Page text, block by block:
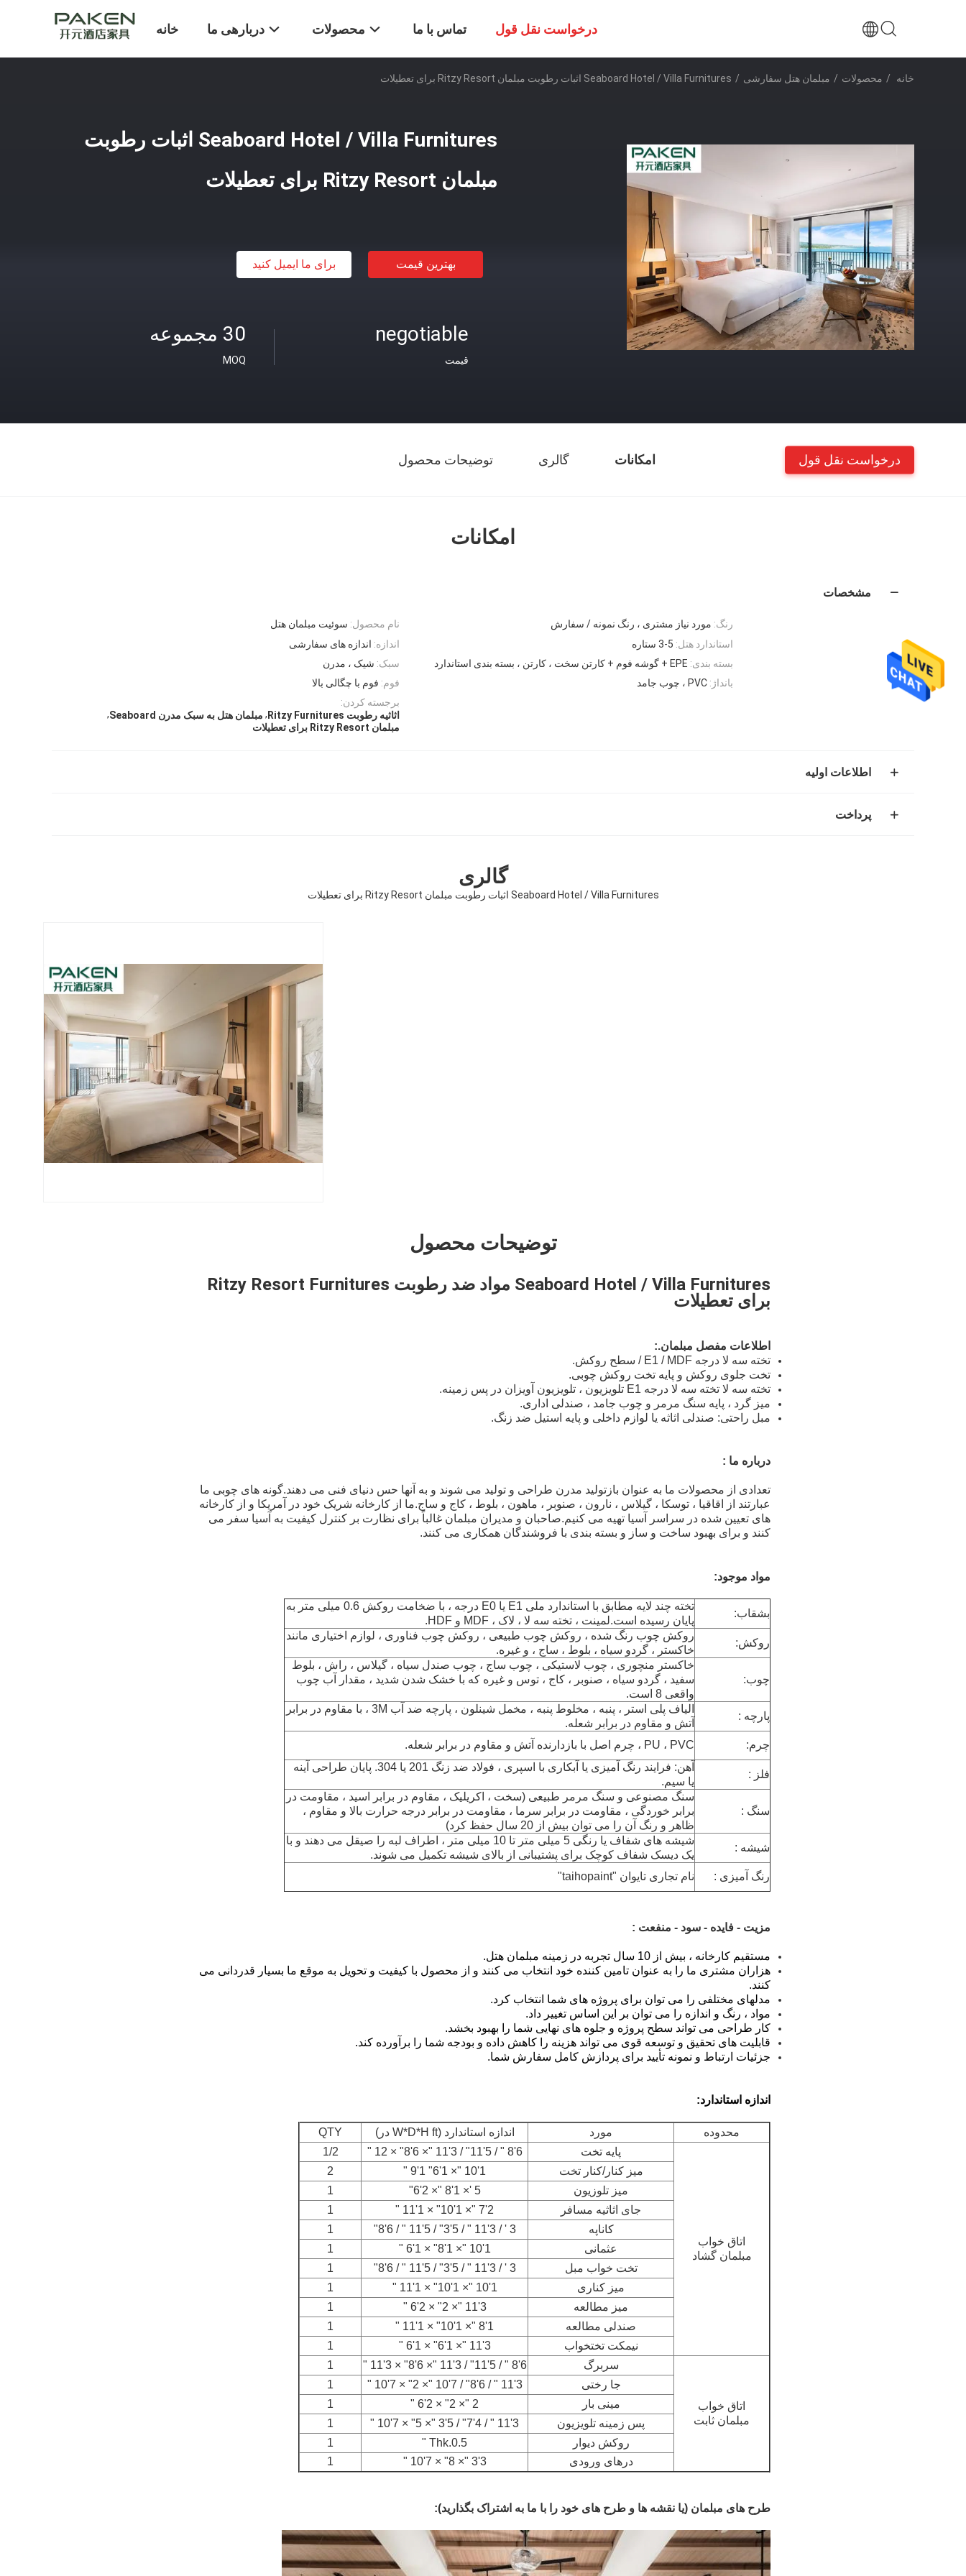
خانه دربارهی ما محصولات تماس با ما درخواست نقل قول
خانه / محصولات / مبلمان هتل سفارشی / Seaboard Hotel / Villa Furnitures اثبات رطوبت مبلمان Ritzy Resort برای تعطیلات
Seaboard Hotel / Villa Furnitures اثبات رطوبت
مبلمان Ritzy Resort برای تعطیلات
بهترین قیمت برای ما ایمیل کنید
30 مجموعه
MOQ
negotiable
قیمت
امکانات گالری توضیحات محصول درخواست نقل قول
امکانات
مشخصات
نام محصول: سوئیت مبلمان هتل رنگ: مورد نیاز مشتری ، رنگ نمونه / سفارش
اندازه: اندازه های سفارشی استاندارد هتل: 3-5 ستاره
سبک: شیک ، مدرن بسته بندی: EPE + گوشه فوم + کارتن سخت ، کارتن ، بسته بندی استاندارد
فوم: فوم با چگالی بالا بانداژ: PVC ، چوب جامد
برجسته کردن:
اثاثیه رطوبت Ritzy Furnitures
, مبلمان هتل به سبک مدرن Seaboard
,
مبلمان Ritzy Resort برای تعطیلات
اطلاعات اولیه
پرداخت
گالری
Seaboard Hotel / Villa Furnitures اثبات رطوبت مبلمان Ritzy Resort برای تعطیلات
توضیحات محصول
Seaboard Hotel / Villa Furnitures مواد ضد رطوبت Ritzy Resort Furnitures
برای تعطیلات
اطلاعات مفصل مبلمان.:
تخته سه لا درجه E1 / MDF / سطح روکش.
تخت جلوی روکش و پایه تخت روکش چوبی.
تخته سه لا تخته سه لا درجه E1 تلویزیون ، تلویزیون آویزان در پس زمینه.
میز گرد ، پایه سنگ مرمر و چوب جامد ، صندلی اداری.
مبل راحتی: صندلی اثاثه یا لوازم داخلی و پایه استیل ضد زنگ.
درباره ما :
تعدادی از محصولات ما به عنوان بازتولید مدرن طراحی و تولید می شوند و به آنها حس دنیای فنی می دهند.گونه های چوبی ما
عبارتند از اقاقیا ، توسکا ، گیلاس ، نارون ، صنوبر ، ماهون ، بلوط ، کاج و ساج.ما از کارخانه شریک خود در آمریکا و از کارخانه
های تعیین شده در سراسر آسیا تهیه می کنیم.صاحبان و مدیران مبلمان غالباً برای نظارت بر کنترل کیفیت به آسیا سفر می
کنند و برای بهبود ساخت و ساز و بسته بندی با فروشندگان همکاری می کنند.
مواد موجود:
بشقاب:
تخته چند لایه مطابق با استاندارد ملی E1 یا E0 درجه ، با ضخامت روکش 0.6 میلی متر به
پایان رسیده است.لمینت ، تخته سه لا ، لاک ، MDF و HDF.
روکش:
روکش چوب رنگ شده ، روکش چوب طبیعی ، روکش چوب فناوری ، لوازم اختیاری مانند
خاکستر ، گردو سیاه ، بلوط ، ساج ، و غیره.
چوب:
خاکستر منچوری ، چوب لاستیکی ، چوب ساج ، چوب صندل سیاه ، گیلاس ، راش ، بلوط
سفید ، گردو سیاه ، صنوبر ، کاج ، توس و غیره که با خشک شدن شدید ، مقدار آب چوب
واقعی 8 است.
پارچه :
الیاف پلی استر ، پنبه ، مخلوط پنبه ، مخمل شینلون ، پارچه ضد آب 3M ، با مقاوم در برابر
آتش و مقاوم در برابر شعله.
چرم:
PU ، PVC ، چرم اصل با بازدارنده آتش و مقاوم در برابر شعله.
فلز :
آهن: فرایند رنگ آمیزی یا آبکاری با اسپری ، فولاد ضد زنگ 201 یا 304. پایان طراحی آینه
یا سیم.
سنگ :
سنگ مصنوعی و سنگ مرمر طبیعی (سخت ، اکریلیک ، مقاوم در برابر اسید ، مقاومت در
برابر خوردگی ، مقاومت در برابر سرما ، مقاومت در برابر درجه حرارت بالا و مقاوم ،
ظاهر و رنگ آن را می توان بیش از 20 سال حفظ کرد)
شیشه :
شیشه های شفاف یا رنگی 5 میلی متر تا 10 میلی متر ، اطراف لبه را صیقل می دهند و با
یک دیسک شفاف کوچک برای پشتیبانی از بالای شیشه تکمیل می شوند.
رنگ آمیزی :
نام تجاری تایوان "taihopaint"
مزیت - فایده - سود - منفعت :
مستقیم کارخانه ، بیش از 10 سال تجربه در زمینه مبلمان هتل.
هزاران مشتری ما را به عنوان تامین کننده خود انتخاب می کنند و از محصول با کیفیت و تحویل به موقع ما بسیار قدردانی می
کنند.
مدلهای مختلفی را می توان برای پروژه های شما انتخاب کرد.
مواد ، رنگ و اندازه را می توان بر این اساس تغییر داد.
کار طراحی می تواند سطح پروژه و جلوه های نهایی شما را بهبود بخشد.
قابلیت های تحقیق و توسعه قوی می تواند هزینه را کاهش داده و بودجه شما را برآورده کند.
جزئیات ارتباط و نمونه تأیید برای پردازش کامل سفارش شما.
اندازه استاندارد:
محدوده مورد اندازه استاندارد (W*D*H ft در) QTY
اتاق خواب
مبلمان گشاد
پایه تخت 6'8 " / 5'11" / 3'11 "× 6'8" × 12 "
1/2
میز کنار/کنار تخت
1'10 "× 1'6" 1'9 "
2
میز تلوزیون
5 '× 1'8 "× 2'6"
1
جای اثاثیه مسافر
2'7 "× 1'10" × 1'11 "
1
کاناپه
3 ' / 3'11 " / 5'3" / 5'11 " / 6'8"
1
عثمانی
1'10 "× 1'8" × 1'6 "
1
تخت خواب مبل
3 ' / 3'11 " / 5'3" / 5'11 " / 6'8"
1
میز کناری
1'10 "× 1'10" × 1'11 "
1
میز مطالعه
3'11 "× 2" × 2'6 "
1
صندلی مطالعه
1'8 "× 1'10" × 1'11 "
1
نیمکت تختخواب
3'11 "× 1'6" × 1'6 "
1
اتاق خواب
مبلمان ثابت
سربرگ 6'8 " / 5'11" / 3'11 "× 6'8" × 3'11 "
1
جا رختی
3'11 " / 6'8" / 7'10 "× 2" × 7'10 "
1
مینی بار
2 "× 2" × 2'6 "
1
پس زمینه تلویزیون
3'11 " / 4'7" / 5'3 "× 5" × 7'10 "
1
روکش دیوار
Thk.0.5 "
1
درهای ورودی
3'3 "× 8" × 7'10 "
1
طرح های مبلمان (یا نقشه ها و طرح های خود را با ما به اشتراک بگذارید):